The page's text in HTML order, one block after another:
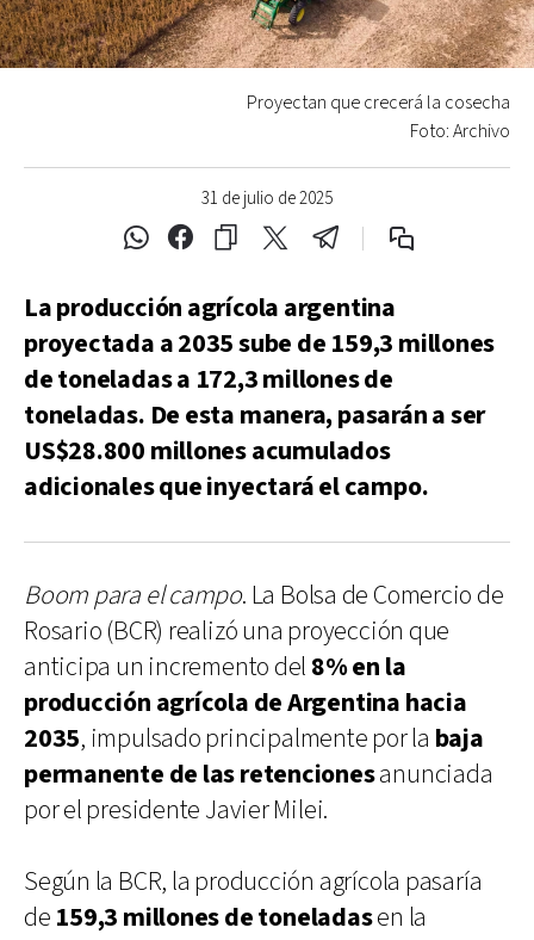
31 de julio de 2025
Proyectan que crecerá la cosecha
Foto: Archivo
La producción agrícola argentina
proyectada a 2035 sube de 159,3 millones
de toneladas a 172,3 millones de
toneladas. De esta manera, pasarán a ser
US$28.800 millones acumulados
adicionales que inyectará el campo.
Boom para el campo. La Bolsa de Comercio de
Rosario (BCR) realizó una proyección que
anticipa un incremento del 8% en la
producción agrícola de Argentina hacia
2035, impulsado principalmente por la baja
permanente de las retencionesanunciada
por el presidente Javier Milei.
Según la BCR, la producción agrícola pasaría
de 159,3 millones de toneladasen la